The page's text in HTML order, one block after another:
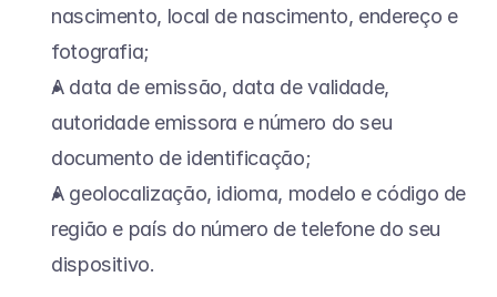
nascimento, local de nascimento, endereço e
fotografia;
A data de emissão, data de validade,
autoridade emissora e número do seu
documento de identificação;
A geolocalização, idioma, modelo e código de
região e país do número de telefone do seu
dispositivo.